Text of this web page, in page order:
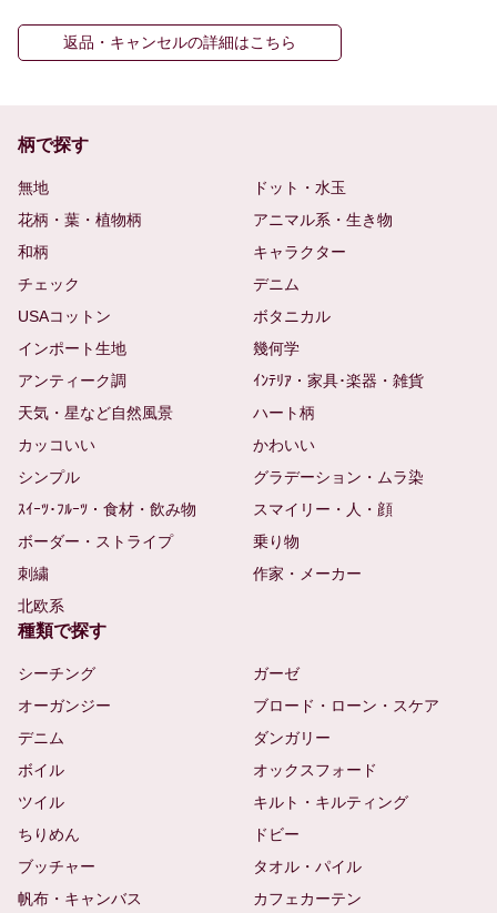
返品・キャンセルの詳細はこちら
柄で探す
無地
ドット・水玉
花柄・葉・植物柄
アニマル系・生き物
和柄
キャラクター
チェック
デニム
USAコットン
ボタニカル
インポート生地
幾何学
アンティーク調
ｲﾝﾃﾘｱ・家具･楽器・雑貨
天気・星など自然風景
ハート柄
カッコいい
かわいい
シンプル
グラデーション・ムラ染
ｽｲｰﾂ･ﾌﾙｰﾂ・食材・飲み物
スマイリー・人・顔
ボーダー・ストライプ
乗り物
刺繍
作家・メーカー
北欧系
種類で探す
シーチング
ガーゼ
オーガンジー
ブロード・ローン・スケア
デニム
ダンガリー
ボイル
オックスフォード
ツイル
キルト・キルティング
ちりめん
ドビー
ブッチャー
タオル・パイル
帆布・キャンバス
カフェカーテン